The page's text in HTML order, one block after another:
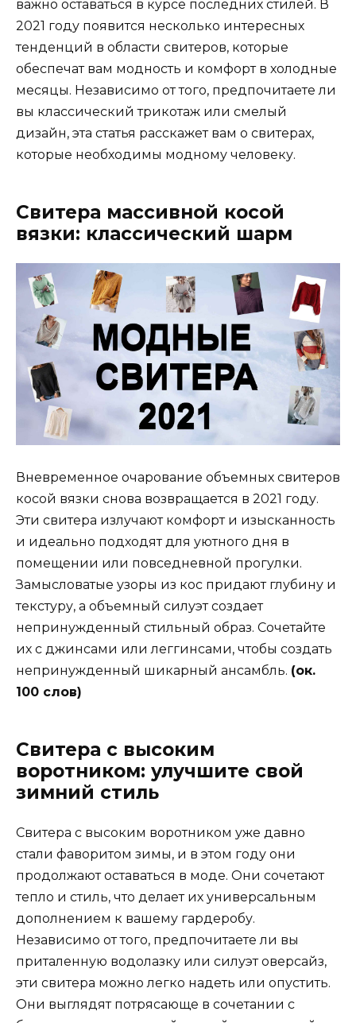
важно оставаться в курсе последних стилей. В
2021 году появится несколько интересных
тенденций в области свитеров, которые
обеспечат вам модность и комфорт в холодные
месяцы. Независимо от того, предпочитаете ли
вы классический трикотаж или смелый
дизайн, эта статья расскажет вам о свитерах,
которые необходимы модному человеку.
Свитера массивной косой
вязки: классический шарм
Вневременное очарование объемных свитеров
косой вязки снова возвращается в 2021 году.
Эти свитера излучают комфорт и изысканность
и идеально подходят для уютного дня в
помещении или повседневной прогулки.
Замысловатые узоры из кос придают глубину и
текстуру, а объемный силуэт создает
непринужденный стильный образ. Сочетайте
их с джинсами или леггинсами, чтобы создать
непринужденный шикарный ансамбль. (ок.
100 слов)
Свитера с высоким
воротником: улучшите свой
зимний стиль
Свитера с высоким воротником уже давно
стали фаворитом зимы, и в этом году они
продолжают оставаться в моде. Они сочетают
тепло и стиль, что делает их универсальным
дополнением к вашему гардеробу.
Независимо от того, предпочитаете ли вы
приталенную водолазку или силуэт оверсайз,
эти свитера можно легко надеть или опустить.
Они выглядят потрясающе в сочетании с